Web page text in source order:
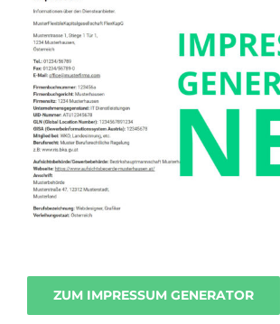
ZUM IMPRESSUM GENERATOR